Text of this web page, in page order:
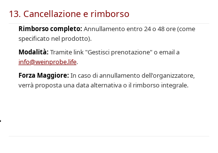
13. Cancellazione e rimborso
Rimborso completo: Annullamento entro 24 o 48 ore (come
specificato nel prodotto).
Modalità: Tramite link "Gestisci prenotazione" o email a
info@weinprobe.life.
Forza Maggiore: In caso di annullamento dell'organizzatore,
verrà proposta una data alternativa o il rimborso integrale.